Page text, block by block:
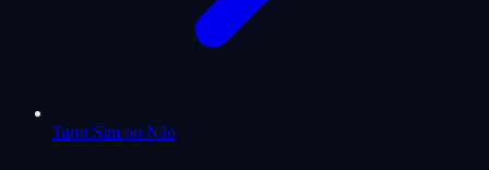
Tarot Sim ou Não